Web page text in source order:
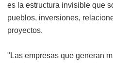
es la estructura invisible que
pueblos, inversiones,
proyectos.
"Las empresas que generan